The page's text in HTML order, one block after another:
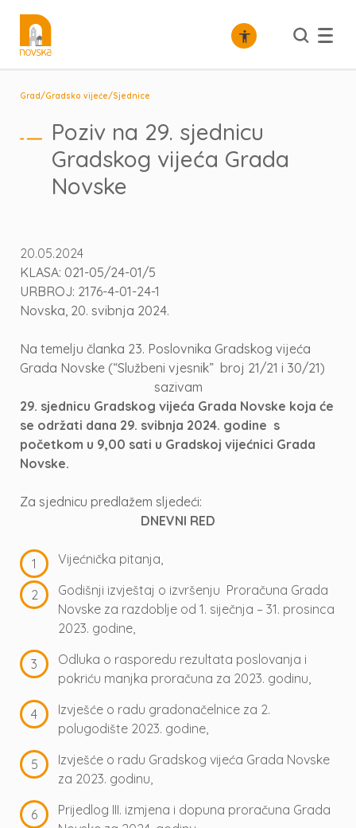
Grad/Gradsko vijeće/Sjednice
Poziv na 29. sjednicu
Gradskog vijeća Grada
Novske
20.05.2024
KLASA: 021-05/24-01/5
URBROJ: 2176-4-01-24-1
Novska, 20. svibnja 2024.
Na temelju članka 23. Poslovnika Gradskog vijeća
Grada Novske (“Službeni vjesnik” broj 21/21 i 30/21)
sazivam
29. sjednicu Gradskog vijeća Grada Novske koja će
se održati dana 29. svibnja 2024. godine s
početkom u 9,00 sati u Gradskoj vijećnici Grada
Novske.
Za sjednicu predlažem sljedeći:
DNEVNI RED
Vijećnička pitanja,
Godišnji izvještaj o izvršenju Proračuna Grada
Novske za razdoblje od 1. siječnja – 31. prosinca
2023. godine,
Odluka o rasporedu rezultata poslovanja i
pokriću manjka proračuna za 2023. godinu,
Izvješće o radu gradonačelnice za 2.
polugodište 2023. godine,
Izvješće o radu Gradskog vijeća Grada Novske
za 2023. godinu,
Prijedlog III. izmjena i dopuna proračuna Grada